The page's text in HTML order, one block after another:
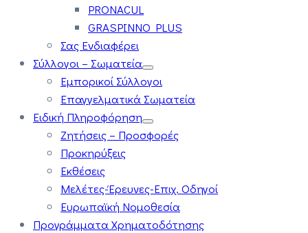
PRONACUL
GRASPINNO PLUS
Σας Ενδιαφέρει
Σύλλογοι – Σωματεία
Εμπορικοί Σύλλογοι
Επαγγελματικά Σωματεία
Ειδική Πληροφόρηση
Ζητήσεις – Προσφορές
Προκηρύξεις
Εκθέσεις
Μελέτες-Έρευνες-Επιχ. Οδηγοί
Ευρωπαϊκή Νομοθεσία
Προγράμματα Χρηματοδότησης